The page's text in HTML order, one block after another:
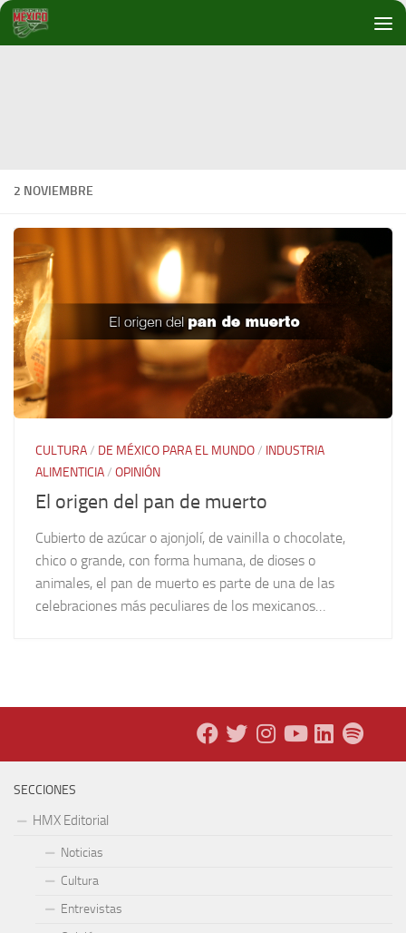
Debajo del contenido
2 NOVIEMBRE
CULTURA/ DE MÉXICO PARA EL MUNDO/ INDUSTRIA
ALIMENTICIA/ OPINIÓN
El origen del pan de muerto
Cubierto de azúcar o ajonjolí, de vainilla o chocolate,
chico o grande, con forma humana, de dioses o
animales, el pan de muerto es parte de una de las
celebraciones más peculiares de los mexicanos…
SECCIONES
HMX Editorial
Noticias
Cultura
Entrevistas